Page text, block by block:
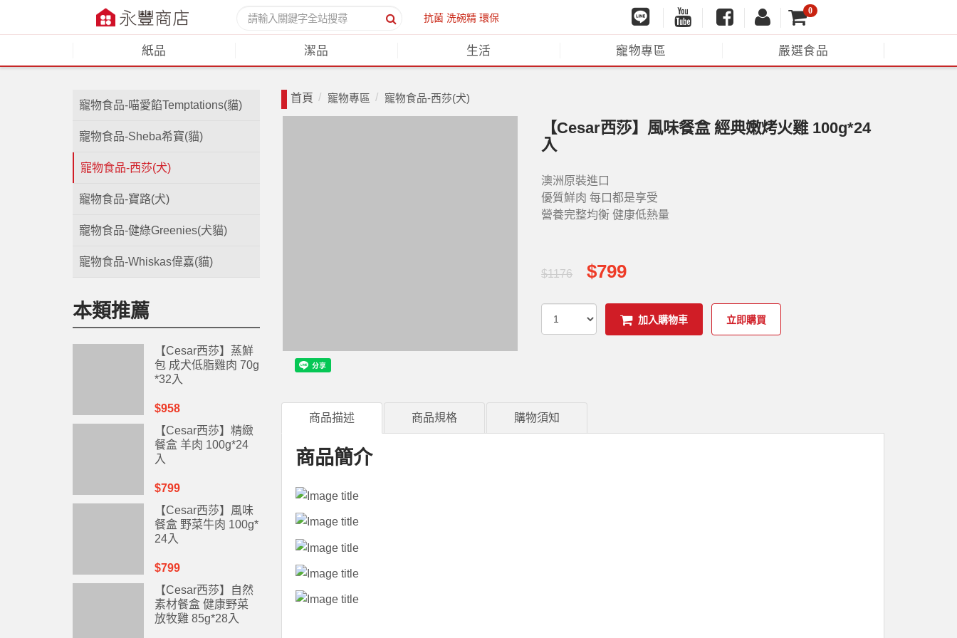
抗菌 洗碗精 環保
0
紙品 潔品 生活 寵物專區 嚴選食品
首頁 寵物專區 寵物食品-西莎(犬)
【Cesar西莎】風味餐盒 經典嫩烤火雞 100g*24
入
澳洲原裝進口
優質鮮肉 每口都是享受
營養完整均衡 健康低熱量
$1176 $799
加入購物車 立即購買
商品描述 商品規格 購物須知
商品簡介
寵物食品-喵愛餡Temptations(貓)
寵物食品-Sheba希寶(貓)
寵物食品-西莎(犬)
寵物食品-寶路(犬)
寵物食品-健綠Greenies(犬貓)
寵物食品-Whiskas偉嘉(貓)
本類推薦
【Cesar西莎】蒸鮮
包 成犬低脂雞肉 70g
*32入
$958
【Cesar西莎】精緻
餐盒 羊肉 100g*24
入
$799
【Cesar西莎】風味
餐盒 野菜牛肉 100g*
24入
$799
【Cesar西莎】自然
素材餐盒 健康野菜
放牧雞 85g*28入